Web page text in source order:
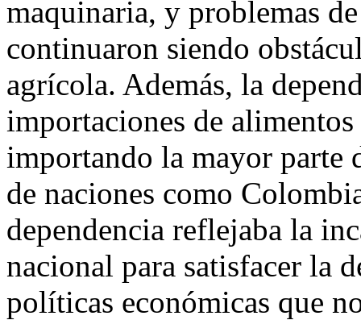
maquinaria, y problemas
continuaron siendo
agrícola. Además, la
importaciones de
importando la mayor parte
de naciones como
dependencia reflejaba la
nacional para satisfacer la
políticas económicas que